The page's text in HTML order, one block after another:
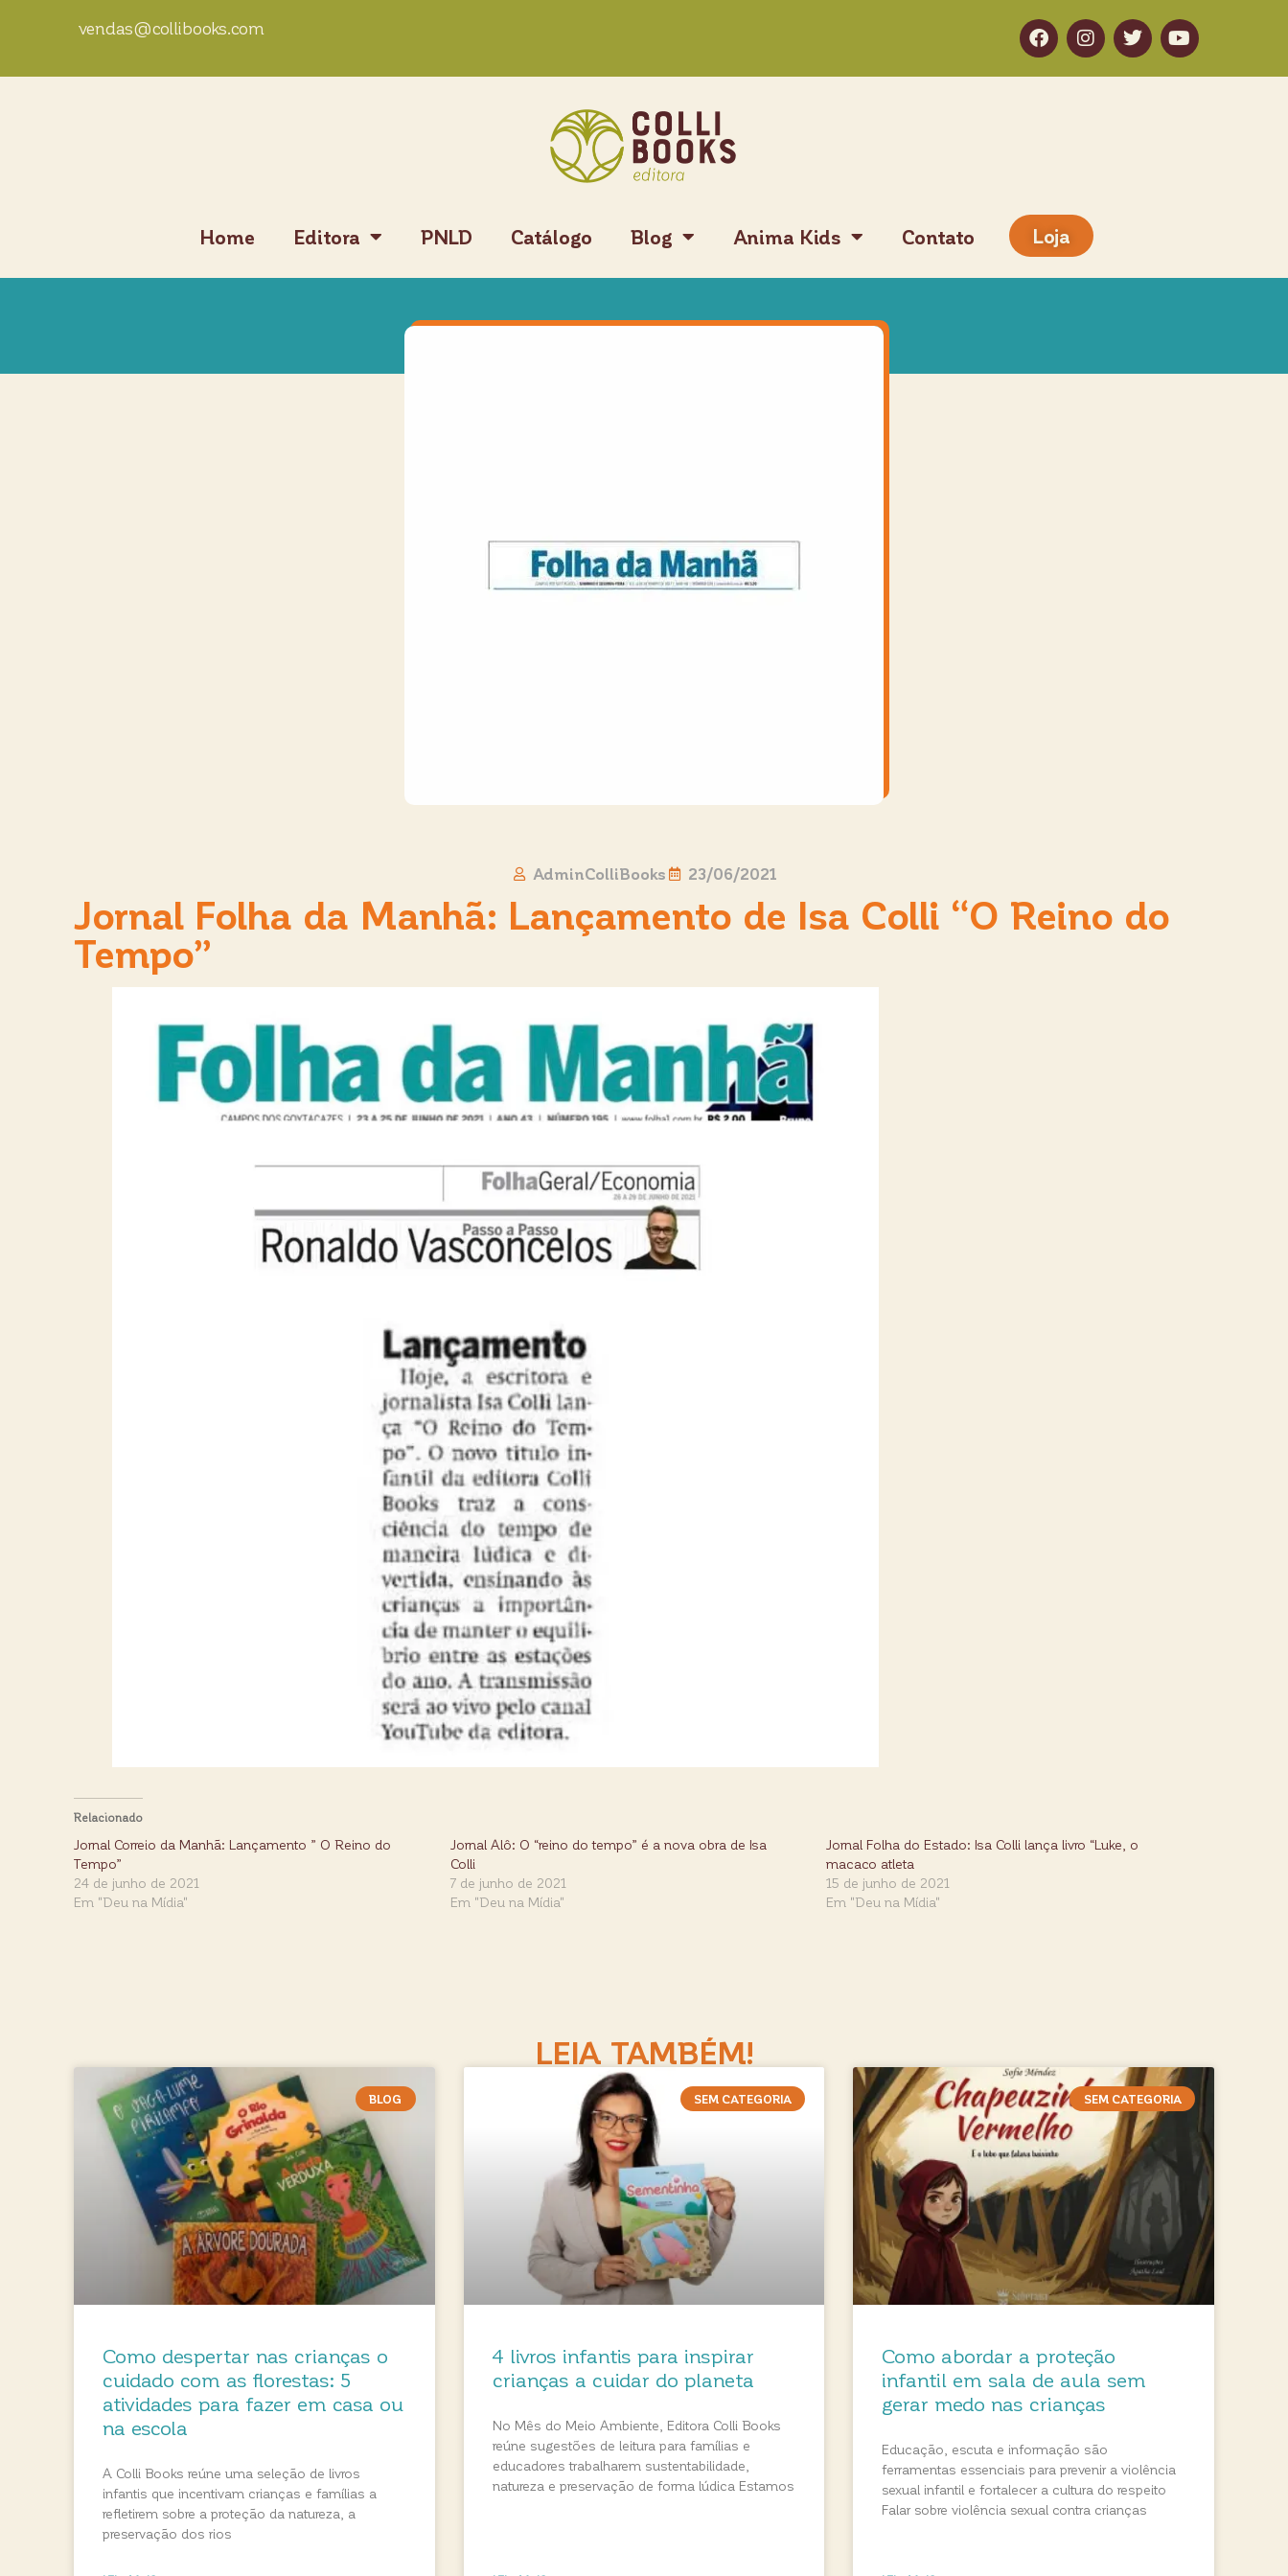
vendas@collibooks.com
Home Editora PNLD Catálogo Blog Anima Kids Contato Loja
AdminColliBooks 23/06/2021
Jornal Folha da Manhã: Lançamento de Isa Colli “O Reino do
Tempo”
Relacionado
Jornal Correio da Manhã: Lançamento ” O Reino do
Tempo”
24 de junho de 2021
Em "Deu na Mídia"
Jornal Alô: O “reino do tempo” é a nova obra de Isa
Colli
7 de junho de 2021
Em "Deu na Mídia"
Jornal Folha do Estado: Isa Colli lança livro “Luke, o
macaco atleta
15 de junho de 2021
Em "Deu na Mídia"
LEIA TAMBÉM!
BLOG
Como despertar nas crianças o
cuidado com as florestas: 5
atividades para fazer em casa ou
na escola
A Colli Books reúne uma seleção de livros
infantis que incentivam crianças e famílias a
refletirem sobre a proteção da natureza, a
preservação dos rios
SEM CATEGORIA
4 livros infantis para inspirar
crianças a cuidar do planeta
No Mês do Meio Ambiente, Editora Colli Books
reúne sugestões de leitura para famílias e
educadores trabalharem sustentabilidade,
natureza e preservação de forma lúdica Estamos
SEM CATEGORIA
Como abordar a proteção
infantil em sala de aula sem
gerar medo nas crianças
Educação, escuta e informação são
ferramentas essenciais para prevenir a violência
sexual infantil e fortalecer a cultura do respeito
Falar sobre violência sexual contra crianças